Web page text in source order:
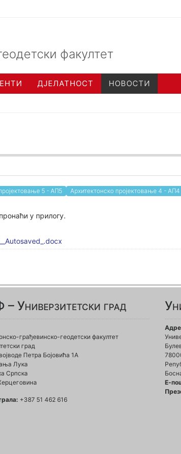
факултет
ДЈЕЛАТНОСТ НОВОСТИ
5 - АП5 Архитектонско пројектовање 4 - АП4
у прилогу.
Универзитетски град
грађевинско-геодетски факултет
град
Петра Бојовића 1A
Лука
Српска
+387 51 462 616
Е-